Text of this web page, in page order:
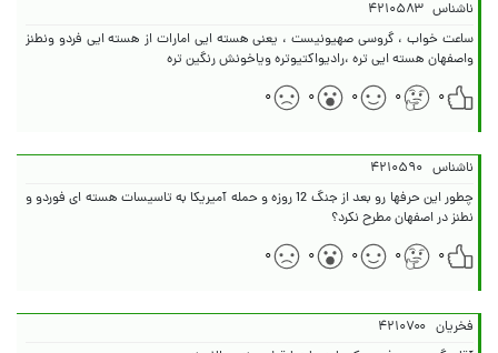
ناشناس ۴۲۱۰۵۸۳
ساعت خواب ، گروسی صهیونیست ، یعنی هسته ایی امارات از هسته ایی فردو ونطنز
واصفهان هسته ایی تره ،رادیواکتیوتره ویاخونش رنگین تره
۰
۰ ۰ ۰ ۰
ناشناس ۴۲۱۰۵۹۰
چطور این حرفها رو بعد از جنگ 12 روزه و حمله آمیریکا به تاسیسات هسته ای فوردو و
نطنز در اصفهان مطرح نکرد؟
۰
۰ ۰ ۰ ۰
فخریان ۴۲۱۰۷۰۰